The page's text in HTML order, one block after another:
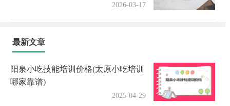
2026-03-17
最新文章
阳泉小吃技能培训价格(太原小吃培训
哪家靠谱)
2025-04-29